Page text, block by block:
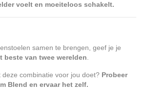
voelt en moeiteloos schakelt.
samen te brengen, geef je je
beste van twee werelden
deze combinatie voor jou doet? Probeer
Blend en ervaar het zelf.